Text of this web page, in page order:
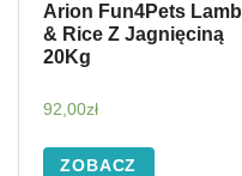
Arion Fun4Pets Lamb
& Rice Z Jagnięciną
20Kg
92,00zł
ZOBACZ